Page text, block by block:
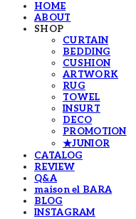
HOME
ABOUT
SHOP
CURTAIN
BEDDING
CUSHION
ARTWORK
RUG
TOWEL
INSURT
DECO
PROMOTION
★JUNIOR
CATALOG
REVIEW
Q&A
maison el BARA
BLOG
INSTAGRAM